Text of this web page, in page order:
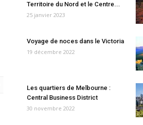
Territoire du Nord et le Centre...
25 janvier 2023
Voyage de noces dans le Victoria
19 décembre 2022
Les quartiers de Melbourne :
Central Business District
30 novembre 2022